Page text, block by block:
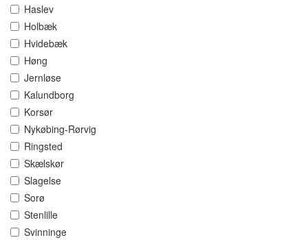
Haslev
Holbæk
Hvidebæk
Høng
Jernløse
Kalundborg
Korsør
Nykøbing-Rørvig
Ringsted
Skælskør
Slagelse
Sorø
Stenlille
Svinninge